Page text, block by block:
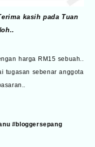
kasih pada Tuan
harga RM15 sebuah..
tugasan sebenar anggota
#bloggersepang